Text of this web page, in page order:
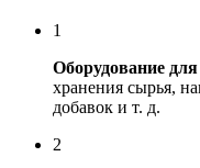
1
Оборудование
хранения сырья,
добавок и т. д.
2